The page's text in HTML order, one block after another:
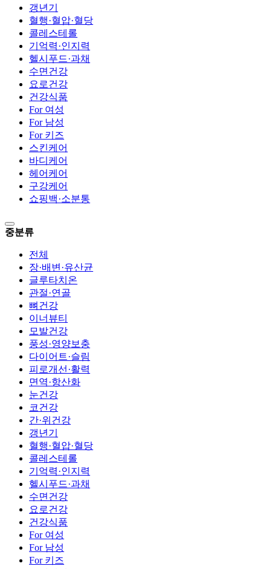
갱년기
혈행·혈압·혈당
콜레스테롤
기억력·인지력
헬시푸드·과채
수면건강
요로건강
건강식품
For 여성
For 남성
For 키즈
스킨케어
바디케어
헤어케어
구강케어
쇼핑백·소분통
중분류
전체
장·배변·유산균
글루타치온
관절·연골
뼈건강
이너뷰티
모발건강
풍성·영양보충
다이어트·슬림
피로개선·활력
면역·항산화
눈건강
코건강
간·위건강
갱년기
혈행·혈압·혈당
콜레스테롤
기억력·인지력
헬시푸드·과채
수면건강
요로건강
건강식품
For 여성
For 남성
For 키즈